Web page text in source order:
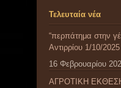
Τελευταία νέα
“περπάτημα στην
Αντιρρίου 1/10/2025
16 Φεβρουαρίου
ΑΓΡΟΤΙΚΗ